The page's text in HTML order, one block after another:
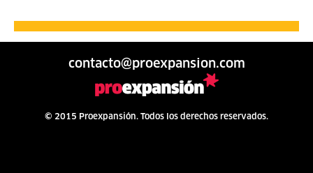
contacto@proexpansion.com
© 2015 Proexpansión. Todos los derechos reservados.